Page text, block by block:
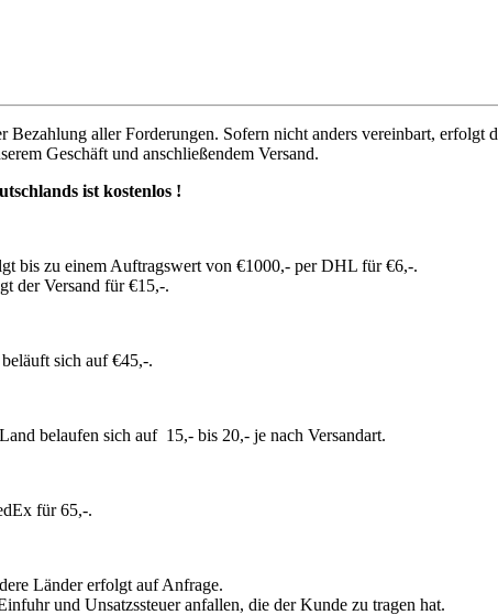
Bezahlung aller Forderungen. Sofern nicht anders vereinbart, erfolgt
Geschäft und anschließendem Versand.
ist kostenlos !
bis zu einem Auftragswert von €1000,- per DHL für €6,-.
der Versand für €15,-.
sich auf €45,-.
belaufen sich auf 15,- bis 20,- je nach Versandart.
für 65,-.
Länder erfolgt auf Anfrage.
und Unsatzssteuer anfallen, die der Kunde zu tragen hat.